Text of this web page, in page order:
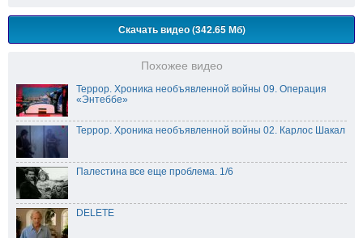
Скачать видео (342.65 Мб)
Похожее видео
Террор. Хроника необъявленной войны 09. Операция
«Энтеббе»
Террор. Хроника необъявленной войны 02. Карлос Шакал
Палестина все еще проблема. 1/6
DELETE